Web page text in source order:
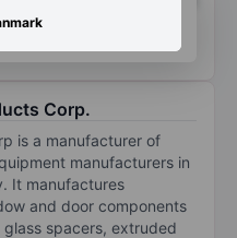
til flere diagrammer
Corp.
is a manufacturer of
manufacturers in
It manufactures
and door components
spacers, extruded